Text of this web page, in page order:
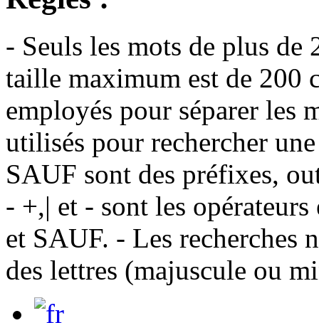
- Seuls les mots de plus de
taille maximum est de 200
employés pour séparer les
utilisés pour rechercher
SAUF sont des préfixes,
- +,| et - sont les
et SAUF. - Les recherches
des lettres (majuscule ou